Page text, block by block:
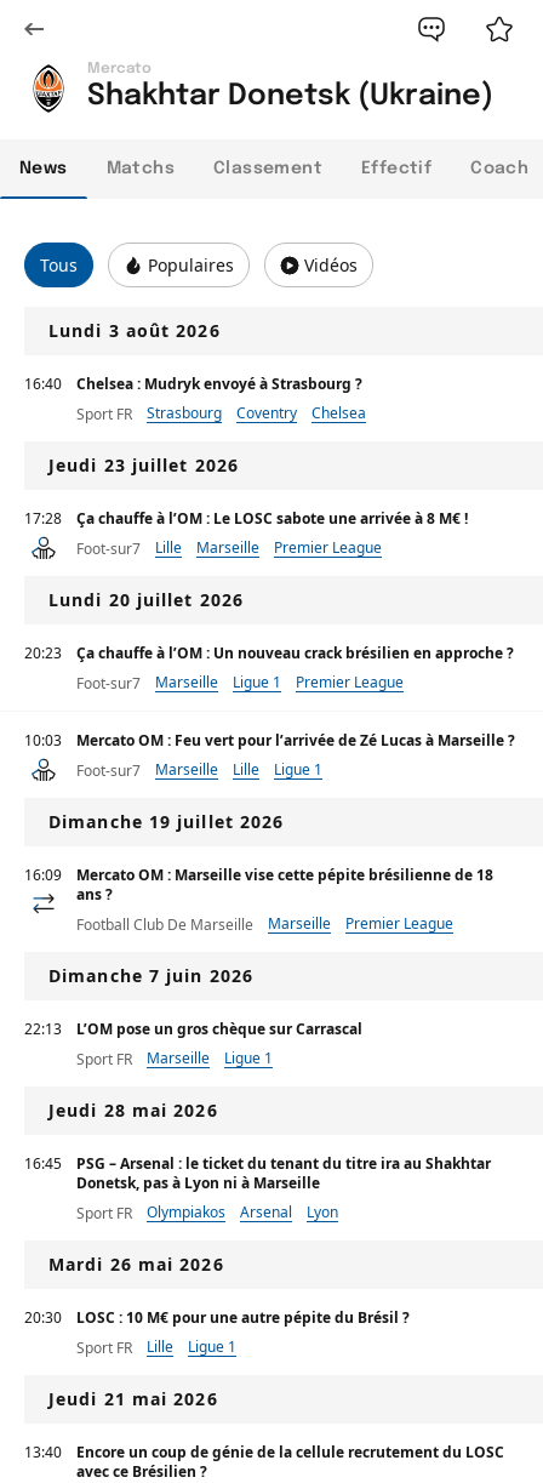
Mercato
Shakhtar Donetsk (Ukraine)
News Matchs Classement Effectif Coach
Tous Populaires Vidéos
Lundi 3 août 2026
16:40
Chelsea : Mudryk envoyé à Strasbourg ?
Sport FR
Strasbourg Coventry Chelsea
Jeudi 23 juillet 2026
17:28
Ça chauffe à l’OM : Le LOSC sabote une arrivée à 8 M€ !
Foot-sur7
Lille Marseille Premier League
Lundi 20 juillet 2026
20:23
Ça chauffe à l’OM : Un nouveau crack brésilien en approche ?
Foot-sur7
Marseille Ligue 1 Premier League
10:03
Mercato OM : Feu vert pour l’arrivée de Zé Lucas à Marseille ?
Foot-sur7
Marseille Lille Ligue 1
Dimanche 19 juillet 2026
16:09
Mercato OM : Marseille vise cette pépite brésilienne de 18
ans ?
Football Club De Marseille
Marseille
Premier League
Dimanche 7 juin 2026
22:13
L’OM pose un gros chèque sur Carrascal
Sport FR
Marseille Ligue 1
Jeudi 28 mai 2026
16:45
PSG – Arsenal : le ticket du tenant du titre ira au Shakhtar
Donetsk, pas à Lyon ni à Marseille
Sport FR
Olympiakos Arsenal Lyon
Mardi 26 mai 2026
20:30
LOSC : 10 M€ pour une autre pépite du Brésil ?
Sport FR
Lille Ligue 1
Jeudi 21 mai 2026
13:40
Encore un coup de génie de la cellule recrutement du LOSC
avec ce Brésilien ?